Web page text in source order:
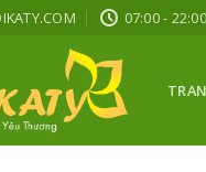
07:00 - 22:00